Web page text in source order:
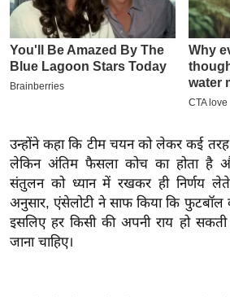
क्रा
इ
म
प
र
मि
सा
ल
उन्होंने कहा कि टीम चयन को लेकर कई
लेकिन अंतिम फैसला कोच का होता है
संतुलन को ध्यान में रखकर ही निर्णय
अनुसार, एंसेलोटी ने साफ किया कि फुटबॉल
इसलिए हर किसी की अपनी राय हो
जाना चाहिए।